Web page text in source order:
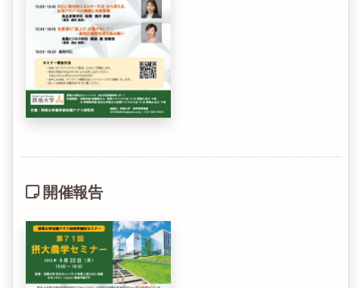
開催報告